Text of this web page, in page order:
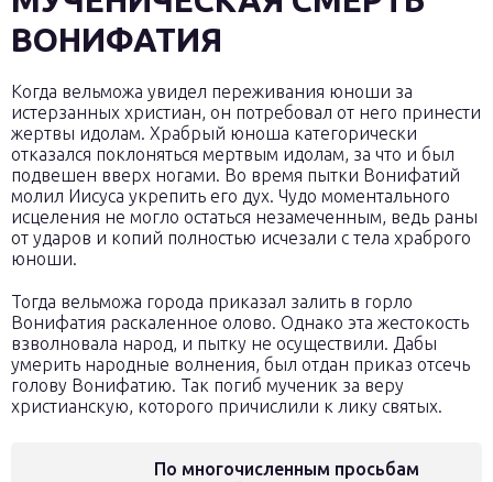
ВОНИФАТИЯ
Когда вельможа увидел переживания юноши за
истерзанных христиан, он потребовал от него принести
жертвы идолам. Храбрый юноша категорически
отказался поклоняться мертвым идолам, за что и был
подвешен вверх ногами. Во время пытки Вонифатий
молил Иисуса укрепить его дух. Чудо моментального
исцеления не могло остаться незамеченным, ведь раны
от ударов и копий полностью исчезали с тела храброго
юноши.
Тогда вельможа города приказал залить в горло
Вонифатия раскаленное олово. Однако эта жестокость
взволновала народ, и пытку не осуществили. Дабы
умерить народные волнения, был отдан приказ отсечь
голову Вонифатию. Так погиб мученик за веру
христианскую, которого причислили к лику святых.
По многочисленным просьбам